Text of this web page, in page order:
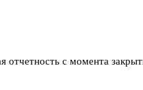
отчетность с момента